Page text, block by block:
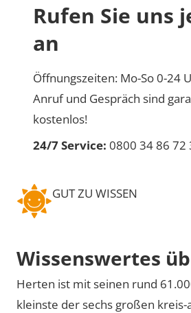
Rufen Sie uns
an
Öffnungszeiten: Mo-So 0-24
Anruf und Gespräch sind
kostenlos!
24/7 Service: 0800 34 86 72
GUT ZU WISSEN
Wissenswertes
Herten ist mit seinen rund
kleinste der sechs großen